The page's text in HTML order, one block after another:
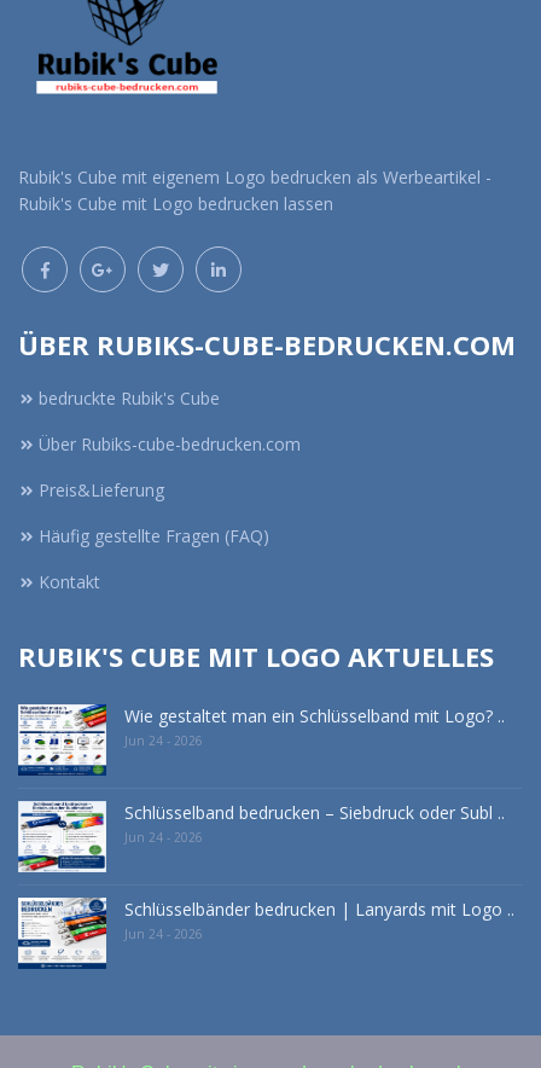
Rubik's Cube mit eigenem Logo bedrucken als Werbeartikel -
Rubik's Cube mit Logo bedrucken lassen
ÜBER RUBIKS-CUBE-BEDRUCKEN.COM
bedruckte Rubik's Cube
Über Rubiks-cube-bedrucken.com
Preis&Lieferung
Häufig gestellte Fragen (FAQ)
Kontakt
RUBIK'S CUBE MIT LOGO AKTUELLES
Wie gestaltet man ein Schlüsselband mit Logo? ..
Jun 24 - 2026
Schlüsselband bedrucken – Siebdruck oder Subl ..
Jun 24 - 2026
Schlüsselbänder bedrucken | Lanyards mit Logo ..
Jun 24 - 2026